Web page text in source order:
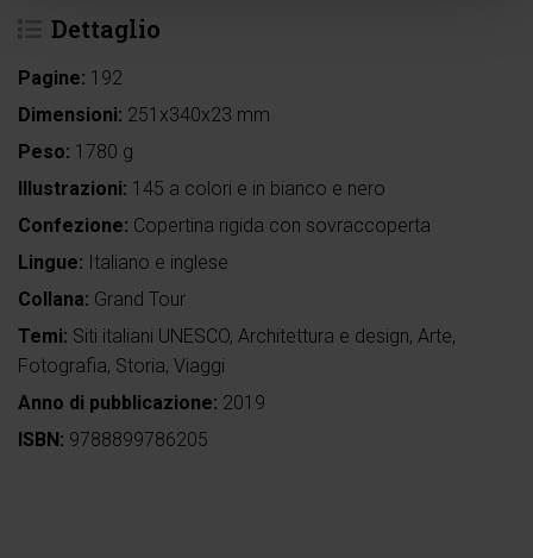
Dettaglio
Pagine: 192
Dimensioni: 251x340x23 mm
Peso: 1780 g
Illustrazioni: 145 a colori e in bianco e nero
Confezione: Copertina rigida con sovraccoperta
Lingue: Italiano e inglese
Collana: Grand Tour
Temi: Siti italiani UNESCO, Architettura e design, Arte,
Fotografia, Storia, Viaggi
Anno di pubblicazione: 2019
ISBN: 9788899786205